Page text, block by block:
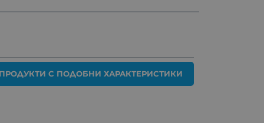
ПРОДУКТИ С ПОДОБНИ ХАРАКТЕРИСТИКИ